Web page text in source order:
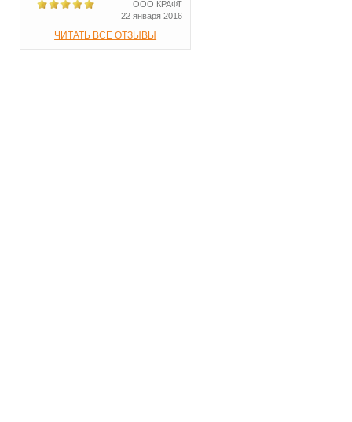
ООО КРАФТ
22 января 2016
ЧИТАТЬ ВСЕ ОТЗЫВЫ